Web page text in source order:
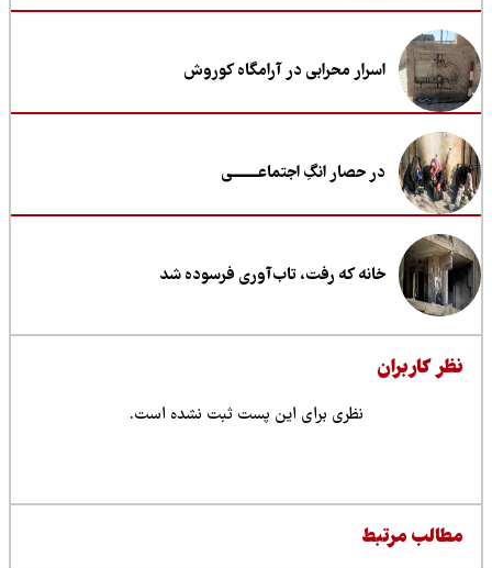
اسرار محرابی در آرامگاه کوروش
در حصار انگِ اجتماعــــــــی
خانه که رفت، تاب‌آوری فرسوده شد
کاربران
نظری برای این پست ثبت نشده است.
مرتبط